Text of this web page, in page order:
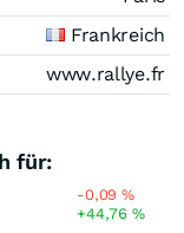
Frankreich
www.rallye.fr
für:
-0,09%
+44,76%